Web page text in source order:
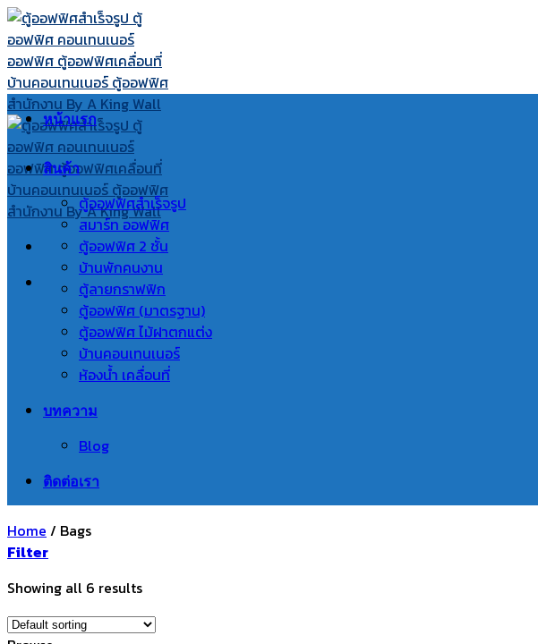
Skip
to
content
หน้าแรก
สินค้า
ตู้ออฟฟิศสำเร็จรูป
สมาร์ท ออฟฟิศ
ตู้ออฟฟิศ 2 ชั้น
บ้านพักคนงาน
ตู้ลายกราฟฟิก
ตู้ออฟฟิศ (มาตรฐาน)
ตู้ออฟฟิศ ไม้ฝาตกแต่ง
บ้านคอนเทนเนอร์
ห้องน้ำ เคลื่อนที่
บทความ
Blog
ติดต่อเรา
Home / Bags
Filter
Showing all 6 results